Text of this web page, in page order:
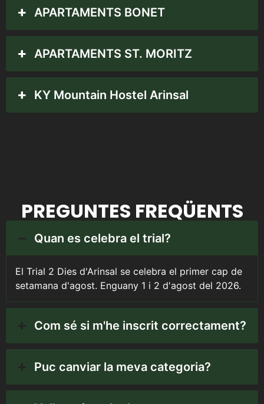
APARTAMENTS BONET
APARTAMENTS ST. MORITZ
KY Mountain Hostel Arinsal
PREGUNTES FREQÜENTS
Quan es celebra el trial?
El Trial 2 Dies d'Arinsal se celebra el primer cap de
setamana d'agost. Enguany 1 i 2 d'agost del 2026.
Com sé si m'he inscrit correctament?
Puc canviar la meva categoria?